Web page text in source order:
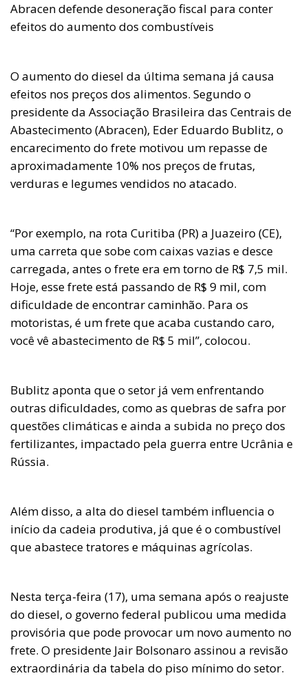
Abracen defende desoneração fiscal para conter
efeitos do aumento dos combustíveis
O aumento do diesel da última semana já causa
efeitos nos preços dos alimentos. Segundo o
presidente da Associação Brasileira das Centrais de
Abastecimento (Abracen), Eder Eduardo Bublitz, o
encarecimento do frete motivou um repasse de
aproximadamente 10% nos preços de frutas,
verduras e legumes vendidos no atacado.
“Por exemplo, na rota Curitiba (PR) a Juazeiro (CE),
uma carreta que sobe com caixas vazias e desce
carregada, antes o frete era em torno de R$ 7,5 mil.
Hoje, esse frete está passando de R$ 9 mil, com
dificuldade de encontrar caminhão. Para os
motoristas, é um frete que acaba custando caro,
você vê abastecimento de R$ 5 mil”, colocou.
Bublitz aponta que o setor já vem enfrentando
outras dificuldades, como as quebras de safra por
questões climáticas e ainda a subida no preço dos
fertilizantes, impactado pela guerra entre Ucrânia e
Rússia.
Além disso, a alta do diesel também influencia o
início da cadeia produtiva, já que é o combustível
que abastece tratores e máquinas agrícolas.
Nesta terça-feira (17), uma semana após o reajuste
do diesel, o governo federal publicou uma medida
provisória que pode provocar um novo aumento no
frete. O presidente Jair Bolsonaro assinou a revisão
extraordinária da tabela do piso mínimo do setor.